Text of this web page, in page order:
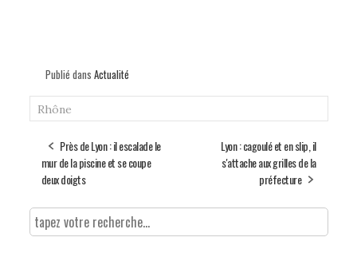
Publié dans Actualité
Rhône
Près de Lyon : il escalade le
mur de la piscine et se coupe
deux doigts
Lyon : cagoulé et en slip, il
s'attache aux grilles de la
préfecture